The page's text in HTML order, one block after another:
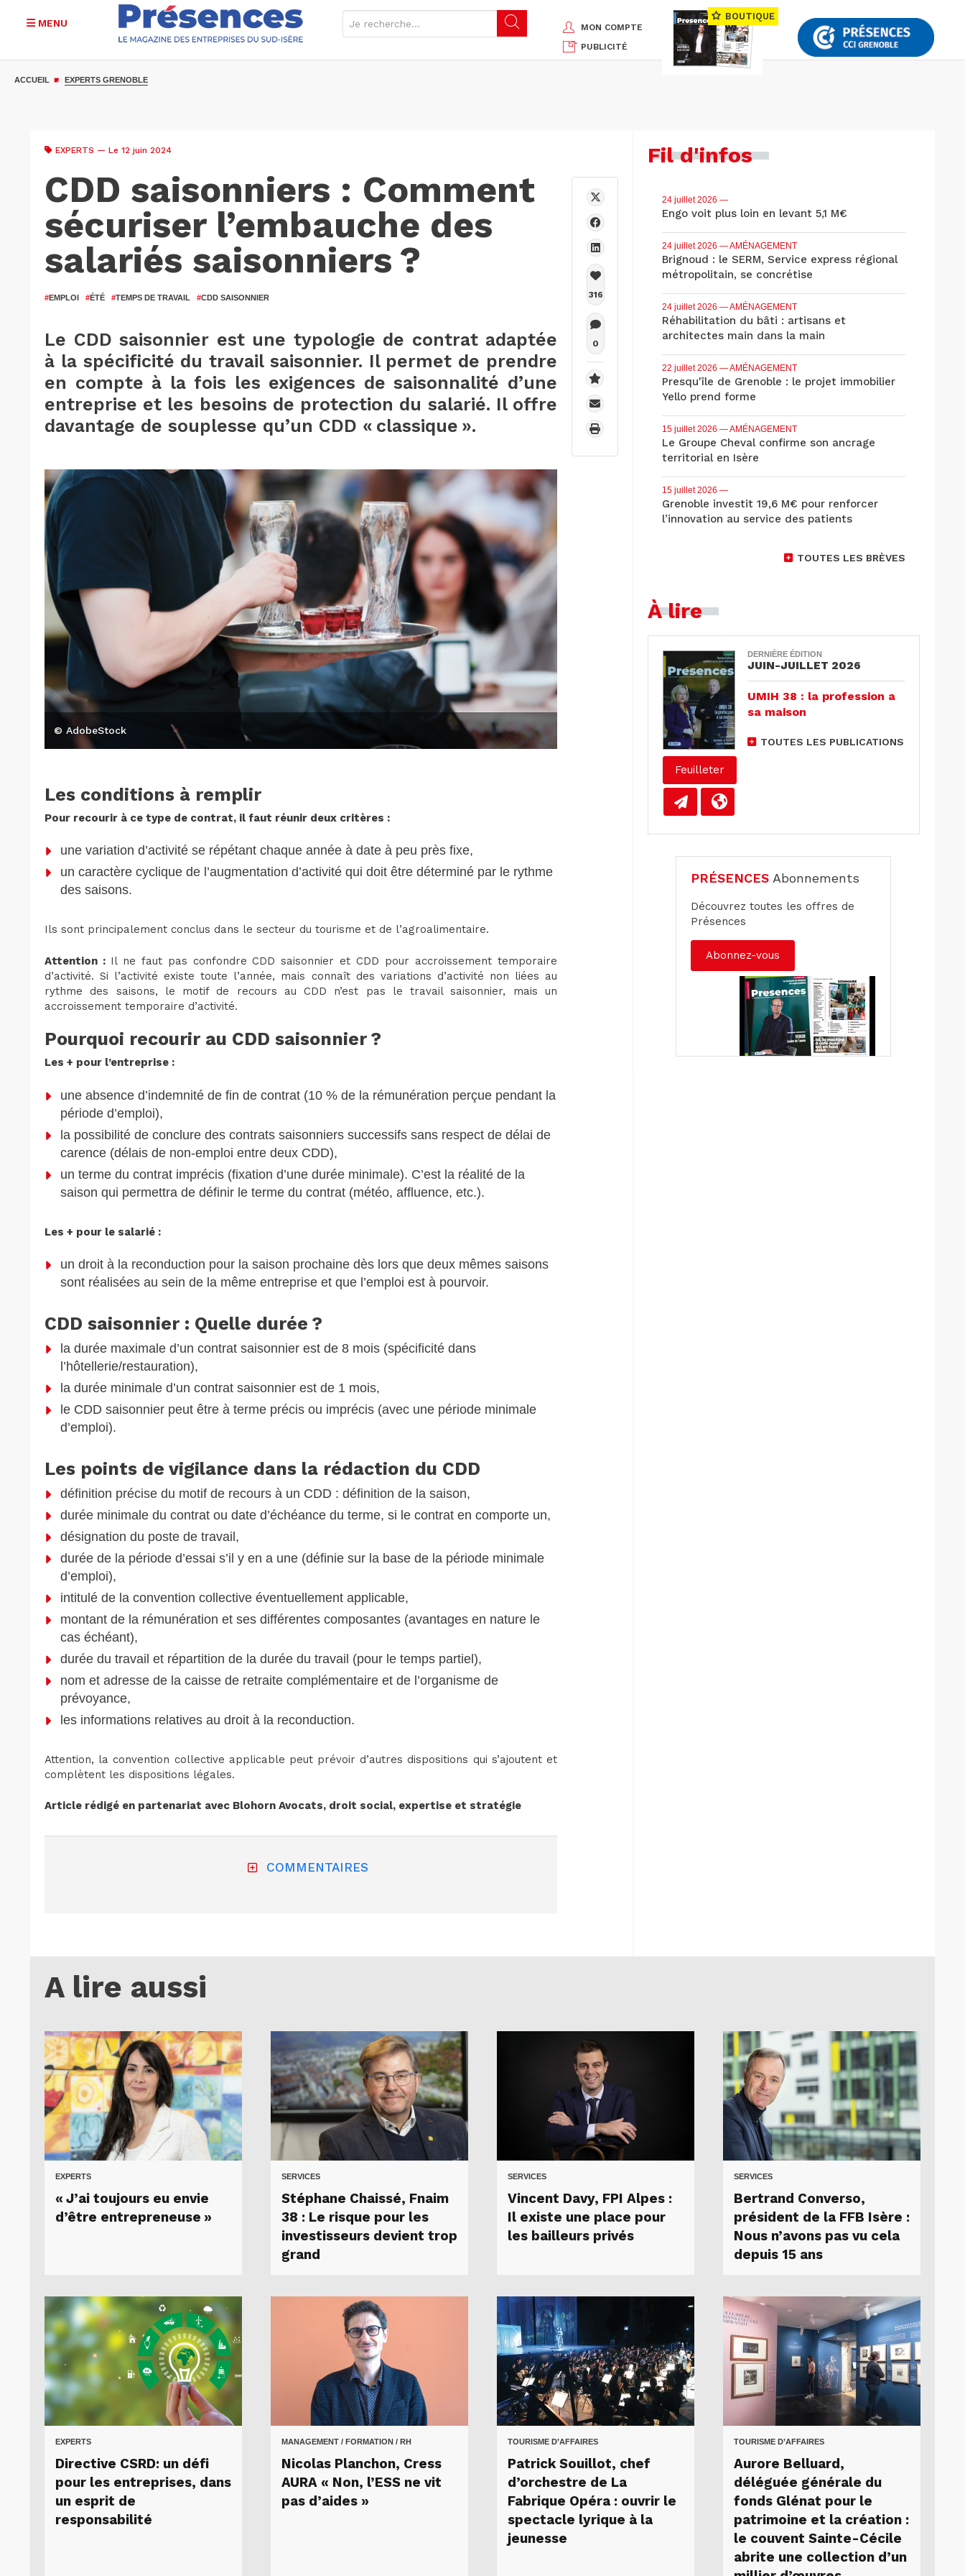
MENU
MON COMPTE
PUBLICITÉ
BOUTIQUE
ACCUEIL EXPERTS GRENOBLE
EXPERTS — Le 12 juin 2024
CDD saisonniers : Comment
sécuriser l’embauche des
salariés saisonniers ?
#EMPLOI #ÉTÉ #TEMPS DE TRAVAIL #CDD SAISONNIER
Le CDD saisonnier est une typologie de contrat adaptée
à la spécificité du travail saisonnier. Il permet de prendre
en compte à la fois les exigences de saisonnalité d’une
entreprise et les besoins de protection du salarié. Il offre
davantage de souplesse qu’un CDD « classique ».
© AdobeStock
Les conditions à remplir
Pour recourir à ce type de contrat, il faut réunir deux critères :
une variation d’activité se répétant chaque année à date à peu près fixe,
un caractère cyclique de l’augmentation d’activité qui doit être déterminé par le rythme
des saisons.
Ils sont principalement conclus dans le secteur du tourisme et de l’agroalimentaire.
Attention : Il ne faut pas confondre CDD saisonnier et CDD pour accroissement temporaire
d’activité. Si l’activité existe toute l’année, mais connaît des variations d’activité non liées au
rythme des saisons, le motif de recours au CDD n’est pas le travail saisonnier, mais un
accroissement temporaire d’activité.
Pourquoi recourir au CDD saisonnier ?
Les + pour l’entreprise :
une absence d’indemnité de fin de contrat (10 % de la rémunération perçue pendant la
période d’emploi),
la possibilité de conclure des contrats saisonniers successifs sans respect de délai de
carence (délais de non-emploi entre deux CDD),
un terme du contrat imprécis (fixation d’une durée minimale). C’est la réalité de la
saison qui permettra de définir le terme du contrat (météo, affluence, etc.).
Les + pour le salarié :
un droit à la reconduction pour la saison prochaine dès lors que deux mêmes saisons
sont réalisées au sein de la même entreprise et que l’emploi est à pourvoir.
CDD saisonnier : Quelle durée ?
la durée maximale d’un contrat saisonnier est de 8 mois (spécificité dans
l’hôtellerie/restauration),
la durée minimale d’un contrat saisonnier est de 1 mois,
le CDD saisonnier peut être à terme précis ou imprécis (avec une période minimale
d’emploi).
Les points de vigilance dans la rédaction du CDD
définition précise du motif de recours à un CDD : définition de la saison,
durée minimale du contrat ou date d’échéance du terme, si le contrat en comporte un,
désignation du poste de travail,
durée de la période d’essai s’il y en a une (définie sur la base de la période minimale
d’emploi),
intitulé de la convention collective éventuellement applicable,
montant de la rémunération et ses différentes composantes (avantages en nature le
cas échéant),
durée du travail et répartition de la durée du travail (pour le temps partiel),
nom et adresse de la caisse de retraite complémentaire et de l’organisme de
prévoyance,
les informations relatives au droit à la reconduction.
Attention, la convention collective applicable peut prévoir d’autres dispositions qui s’ajoutent et
complètent les dispositions légales.
Article rédigé en partenariat avec Blohorn Avocats, droit social, expertise et stratégie
COMMENTAIRES
316
0
Fil d'infos
24 juillet 2026 —
Engo voit plus loin en levant 5,1 M€
24 juillet 2026 — AMÉNAGEMENT
Brignoud : le SERM, Service express régional
métropolitain, se concrétise
24 juillet 2026 — AMÉNAGEMENT
Réhabilitation du bâti : artisans et
architectes main dans la main
22 juillet 2026 — AMÉNAGEMENT
Presqu'île de Grenoble : le projet immobilier
Yello prend forme
15 juillet 2026 — AMÉNAGEMENT
Le Groupe Cheval confirme son ancrage
territorial en Isère
15 juillet 2026 —
Grenoble investit 19,6 M€ pour renforcer
l’innovation au service des patients
TOUTES LES BRÈVES
À lire
Feuilleter
DERNIÈRE ÉDITION
JUIN-JUILLET 2026
UMIH 38 : la profession a
sa maison
TOUTES LES PUBLICATIONS
PRÉSENCES Abonnements
Découvrez toutes les offres de
Présences
Abonnez-vous
A lire aussi
EXPERTS
« J’ai toujours eu envie
d’être entrepreneuse »
SERVICES
Stéphane Chaissé, Fnaim
38 : Le risque pour les
investisseurs devient trop
grand
SERVICES
Vincent Davy, FPI Alpes :
Il existe une place pour
les bailleurs privés
SERVICES
Bertrand Converso,
président de la FFB Isère :
Nous n’avons pas vu cela
depuis 15 ans
EXPERTS
Directive CSRD: un défi
pour les entreprises, dans
un esprit de
responsabilité
MANAGEMENT / FORMATION / RH
Nicolas Planchon, Cress
AURA « Non, l’ESS ne vit
pas d’aides »
TOURISME D’AFFAIRES
Patrick Souillot, chef
d’orchestre de La
Fabrique Opéra : ouvrir le
spectacle lyrique à la
jeunesse
TOURISME D’AFFAIRES
Aurore Belluard,
déléguée générale du
fonds Glénat pour le
patrimoine et la création :
le couvent Sainte-Cécile
abrite une collection d’un